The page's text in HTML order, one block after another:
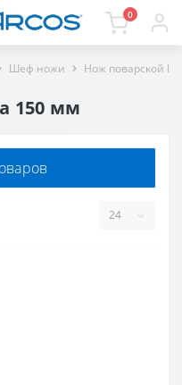
0
Шеф ножи Нож поварской
150 мм